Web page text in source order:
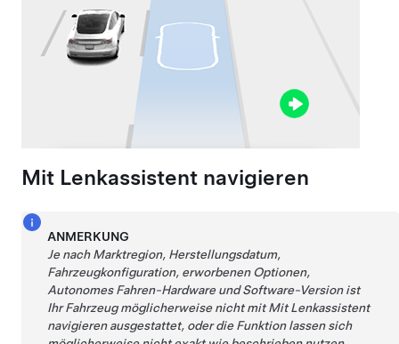
Mit Lenkassistent navigieren
ANMERKUNG
Je nach Marktregion, Herstellungsdatum,
Fahrzeugkonfiguration, erworbenen Optionen,
Autonomes Fahren-Hardware und Software-Version ist
Ihr Fahrzeug möglicherweise nicht mitMit Lenkassistent
navigierenausgestattet, oder die Funktion lassen sich